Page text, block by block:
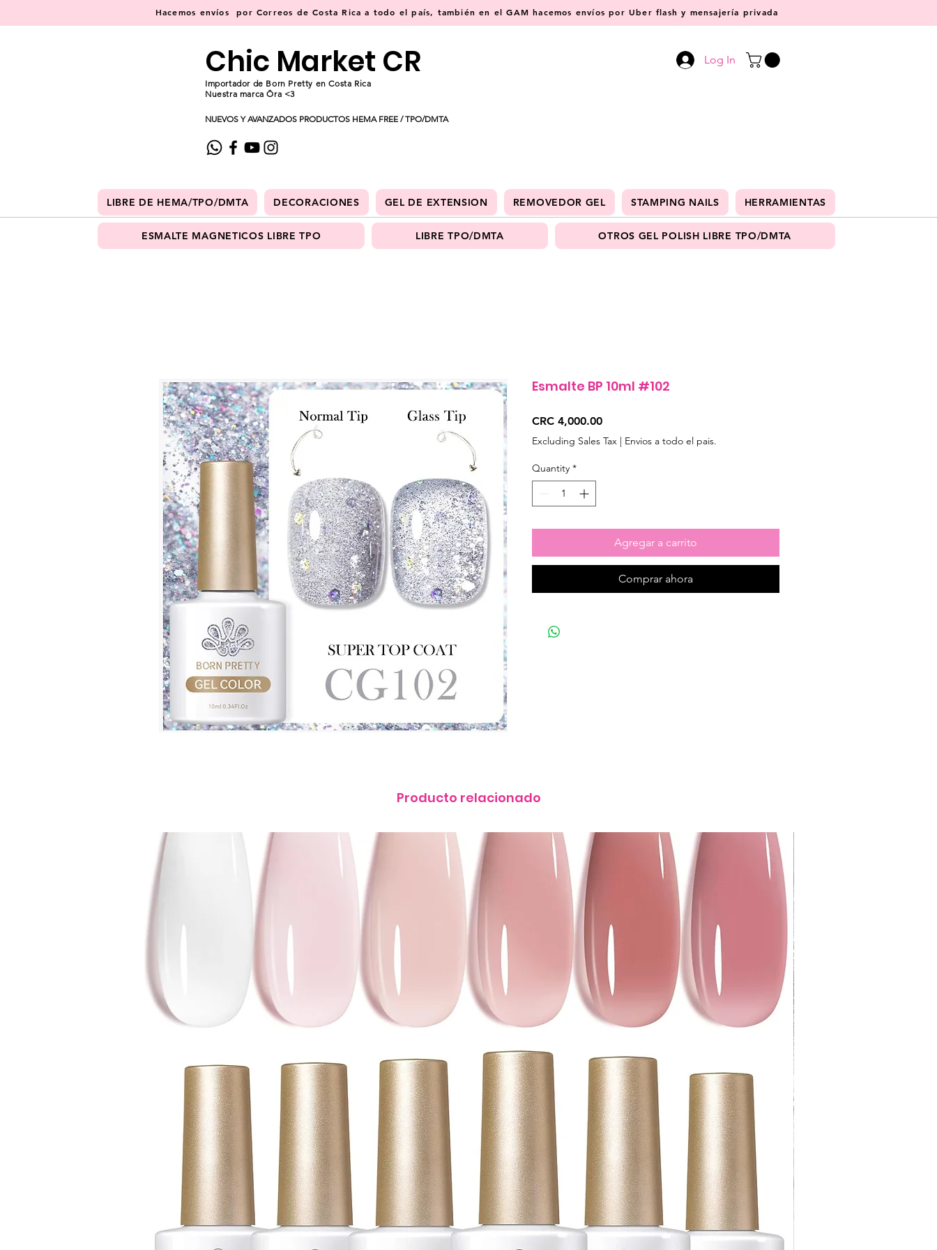
Hacemos envíos por Correos de Costa Rica a todo el país, también en el GAM hacemos envíos por Uber flash y mensajería privada
Chic Market CR
Importador de Born Pretty en Costa Rica
Nuestra marca Ōra <3
Log In
NUEVOS Y AVANZADOS PRODUCTOS HEMA FREE / TPO/DMTA
LIBRE DE HEMA/TPO/DMTA DECORACIONES GEL DE EXTENSION REMOVEDOR GEL STAMPING NAILS HERRAMIENTAS
ESMALTE MAGNETICOS LIBRE TPO LIBRE TPO/DMTA OTROS GEL POLISH LIBRE TPO/DMTA
Esmalte BP 10ml #102
CRC 4,000.00Price
Excluding Sales Tax| Envios a todo el pais.
Quantity *
Agregar a carrito
Comprar ahora
Producto relacionado